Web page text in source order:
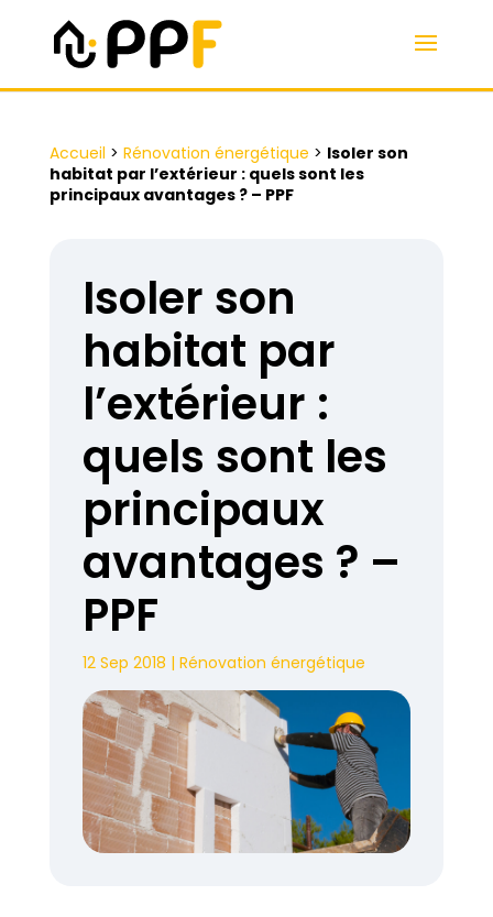
Accueil > Rénovation énergétique > Isoler son
habitat par l’extérieur : quels sont les
principaux avantages ? – PPF
Isoler son
habitat par
l’extérieur :
quels sont les
principaux
avantages ? –
PPF
12 Sep 2018 | Rénovation énergétique